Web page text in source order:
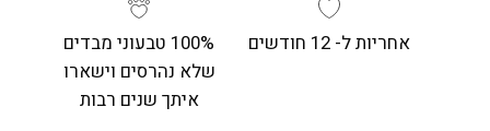
אחריות ל- 12 חודשים
100% טבעוני מבדים
שלא נהרסים וישארו
איתך שנים רבות